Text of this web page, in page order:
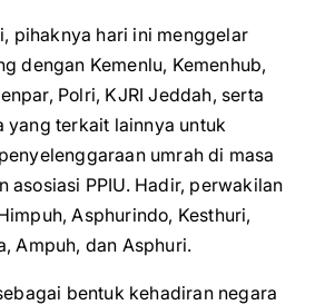
pihaknya hari ini menggelar
dengan Kemenlu, Kemenhub,
Polri, KJRI Jeddah, serta
yang terkait lainnya untuk
umrah di masa
asosiasi PPIU. Hadir, perwakilan
Asphurindo, Kesthuri,
Ampuh, dan Asphuri.
bentuk kehadiran negara